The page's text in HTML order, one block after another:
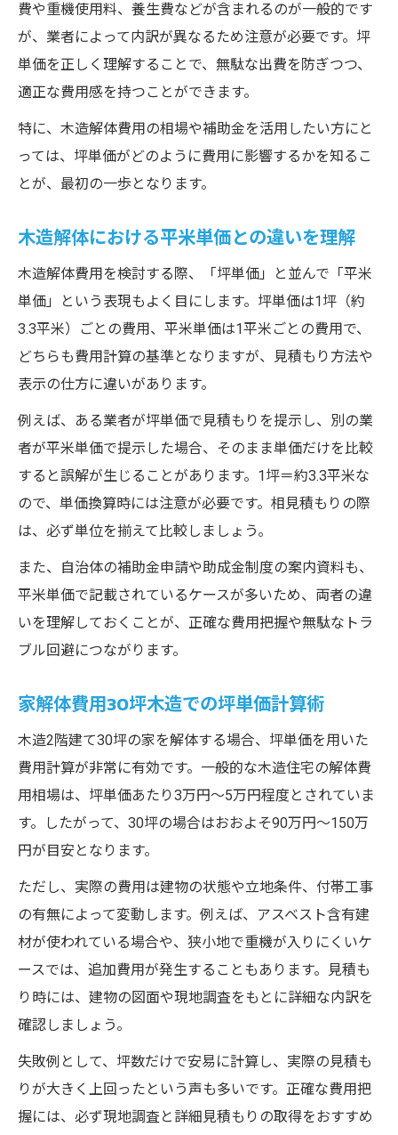
費や重機使用料、養生費などが含まれるのが一般的です
が、業者によって内訳が異なるため注意が必要です。坪
単価を正しく理解することで、無駄な出費を防ぎつつ、
適正な費用感を持つことができます。
特に、木造解体費用の相場や補助金を活用したい方にと
っては、坪単価がどのように費用に影響するかを知るこ
とが、最初の一歩となります。
木造解体における平米単価との違いを理解
木造解体費用を検討する際、「坪単価」と並んで「平米
単価」という表現もよく目にします。坪単価は1坪（約
3.3平米）ごとの費用、平米単価は1平米ごとの費用で、
どちらも費用計算の基準となりますが、見積もり方法や
表示の仕方に違いがあります。
例えば、ある業者が坪単価で見積もりを提示し、別の業
者が平米単価で提示した場合、そのまま単価だけを比較
すると誤解が生じることがあります。1坪＝約3.3平米な
ので、単価換算時には注意が必要です。相見積もりの際
は、必ず単位を揃えて比較しましょう。
また、自治体の補助金申請や助成金制度の案内資料も、
平米単価で記載されているケースが多いため、両者の違
いを理解しておくことが、正確な費用把握や無駄なトラ
ブル回避につながります。
家解体費用30坪木造での坪単価計算術
木造2階建て30坪の家を解体する場合、坪単価を用いた
費用計算が非常に有効です。一般的な木造住宅の解体費
用相場は、坪単価あたり3万円〜5万円程度とされていま
す。したがって、30坪の場合はおおよそ90万円〜150万
円が目安となります。
ただし、実際の費用は建物の状態や立地条件、付帯工事
の有無によって変動します。例えば、アスベスト含有建
材が使われている場合や、狭小地で重機が入りにくいケ
ースでは、追加費用が発生することもあります。見積も
り時には、建物の図面や現地調査をもとに詳細な内訳を
確認しましょう。
失敗例として、坪数だけで安易に計算し、実際の見積も
りが大きく上回ったという声も多いです。正確な費用把
握には、必ず現地調査と詳細見積もりの取得をおすすめ